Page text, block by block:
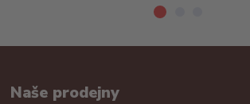
Naše prodejny